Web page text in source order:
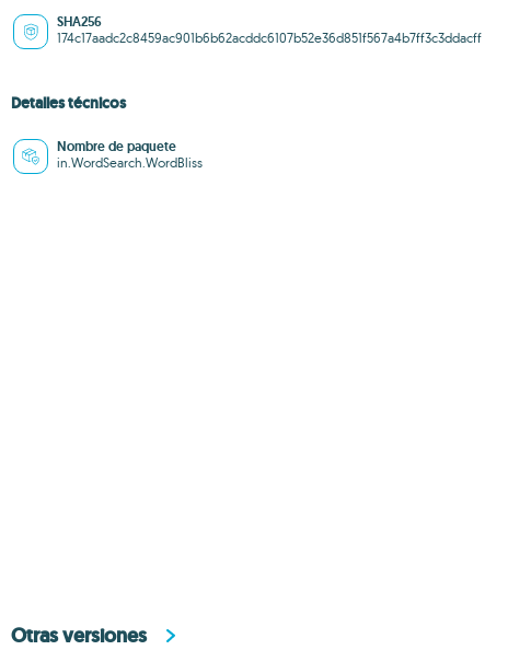
SHA256
174c17aadc2c8459ac901b6b62acddc6107b52e36d851f567a4b7ff3c3ddacff
Detalles técnicos
Nombre de paquete
in.WordSearch.WordBliss
Otras versiones